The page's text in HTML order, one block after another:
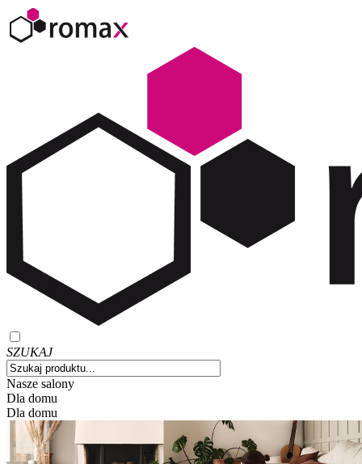
SZUKAJ
Nasze salony
Dla domu
Dla domu